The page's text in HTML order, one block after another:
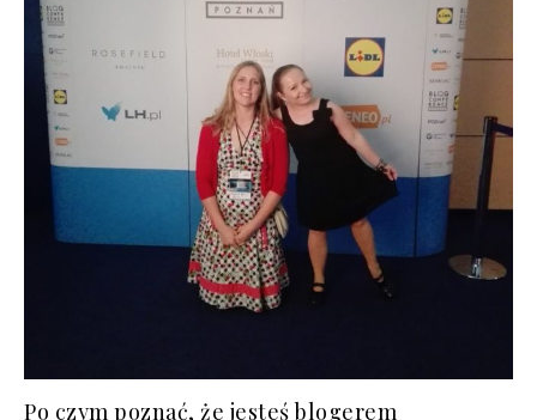
Po czym poznać, że jesteś blogerem